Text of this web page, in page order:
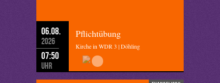
06.08.
2026
07:50
Uhr
Pflichtübung
Kirche in WDR 3 | Döhling